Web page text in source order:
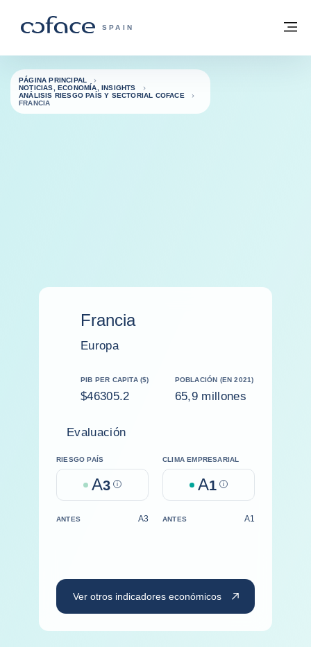
COFACE - FOR TRADE
SPAIN
Volver a la página principal
PÁGINA PRINCIPAL
NOTICIAS, ECONOMÍA, INSIGHTS
ANÁLISIS RIESGO PAÍS Y SECTORIAL COFACE
FRANCIA
Francia
Europa
PIB PER CAPITA ($)
$46305.2
POBLACIÓN (EN 2021)
65,9 millones
Evaluación
RIESGO PAÍS
A3 Help
CLIMA EMPRESARIAL
A1 Help
ANTES A3 ANTES A1
Ver otros indicadores económicos